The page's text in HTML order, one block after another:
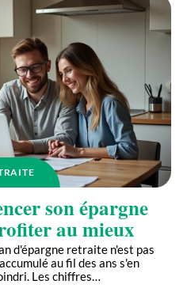
son épargne
au mieux
d'épargne retraite n'est pas
au fil des ans s'en
Les chiffres…